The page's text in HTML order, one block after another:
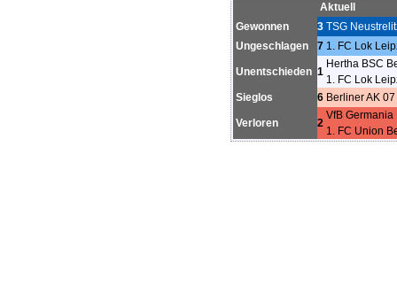
Aktuell
Gewonnen
3 TSG
Ungeschlagen
7 1. FC Lok
Unentschieden 1
Hertha BSC
1. FC Lok
Sieglos
6 Berliner AK 07
Verloren 2
VfB
1. FC Union